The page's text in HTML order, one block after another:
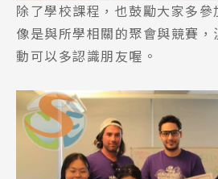
除了學校課程，也鼓勵大家多參
像是與所學相關的聚會與競賽
動可以多認識朋友喔。